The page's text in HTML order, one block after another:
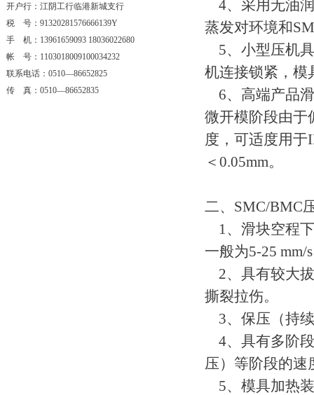
开户行：江阴工行临港新城支行
税 号：91320281576666139Y
手 机：13961659093 18036022680
帐 号：1103018009100034232
联系电话：0510—86652825
传 真：0510—86652835
4、采用无油
蒸发对环境和
5、小型压机
机连接锁紧，模
6、高端产品
微开模阶段由于
度，可适度用
＜0.05mm。
二、SMC/BMC
1、滑块空程
一般为5-25 mm/
2、具有较大
撕裂拉伤。
3、保压（持
4、具有多阶
压）等阶段的速
5、模具加热